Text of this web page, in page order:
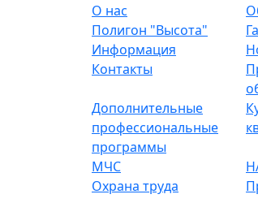
О нас
Полигон "Высота"
Информация
Контакты
Дополнительные
профессиональные
программы
МЧС
Охрана труда